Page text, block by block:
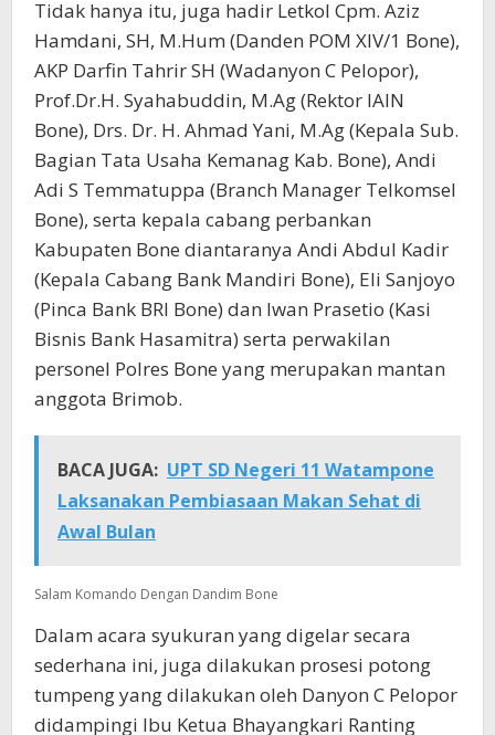
Tidak hanya itu, juga hadir Letkol Cpm. Aziz
Hamdani, SH, M.Hum (Danden POM XIV/1 Bone),
AKP Darfin Tahrir SH (Wadanyon C Pelopor),
Prof.Dr.H. Syahabuddin, M.Ag (Rektor IAIN
Bone), Drs. Dr. H. Ahmad Yani, M.Ag (Kepala Sub.
Bagian Tata Usaha Kemanag Kab. Bone), Andi
Adi S Temmatuppa (Branch Manager Telkomsel
Bone), serta kepala cabang perbankan
Kabupaten Bone diantaranya Andi Abdul Kadir
(Kepala Cabang Bank Mandiri Bone), Eli Sanjoyo
(Pinca Bank BRI Bone) dan Iwan Prasetio (Kasi
Bisnis Bank Hasamitra) serta perwakilan
personel Polres Bone yang merupakan mantan
anggota Brimob.
BACA JUGA: UPT SD Negeri 11 Watampone
Laksanakan Pembiasaan Makan Sehat di
Awal Bulan
Salam Komando Dengan Dandim Bone
Dalam acara syukuran yang digelar secara
sederhana ini, juga dilakukan prosesi potong
tumpeng yang dilakukan oleh Danyon C Pelopor
didampingi Ibu Ketua Bhayangkari Ranting